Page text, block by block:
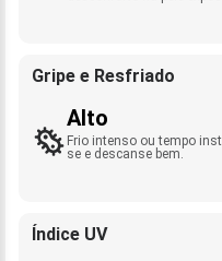
Gripe e Resfriado
Alto
Frio intenso ou tempo
se e descanse bem.
Índice UV